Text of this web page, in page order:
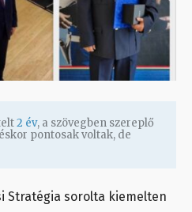
2 év, a szövegben szereplő
pontosak voltak, de
Stratégia sorolta kiemelten